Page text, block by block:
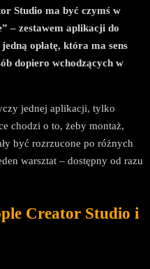
Studio ma być czymś w
– zestawem aplikacji do
opłatę, która ma sens
dopiero wchodzących w
jednej aplikacji, tylko
chodzi o to, żeby montaż,
być rozrzucone po różnych
warsztat – dostępny od razu
Creator Studio i